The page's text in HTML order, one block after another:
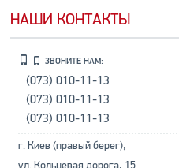
НАШИ КОНТАКТЫ
ЗВОНИТЕ НАМ:
(073) 010-11-13
(073) 010-11-13
(073) 010-11-13
г. Киев (правый берег),
ул. Кольцевая дорога, 15